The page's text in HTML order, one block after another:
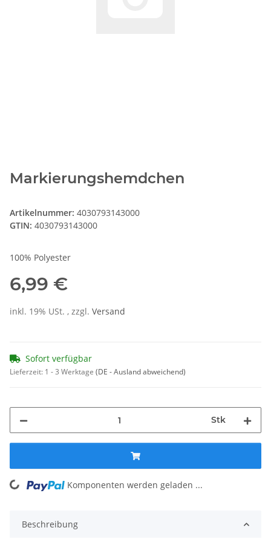
Markierungshemdchen
Artikelnummer: 4030793143000
GTIN: 4030793143000
100% Polyester
6,99 €
inkl. 19% USt. , zzgl. Versand
Sofort verfügbar
Lieferzeit: 1 - 3 Werktage (DE - Ausland abweichend)
Stk
Loading... Komponenten werden geladen ...
Beschreibung